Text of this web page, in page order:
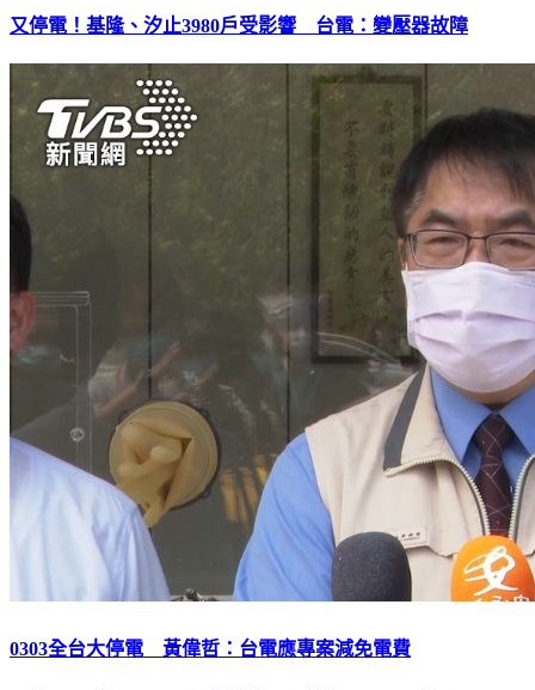
又停電！基隆、汐止3980戶受影響 台電：變壓器故障
0303全台大停電 黃偉哲：台電應專案減免電費